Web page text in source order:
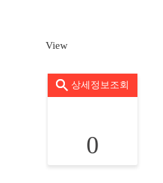
View
상세정보조회
0